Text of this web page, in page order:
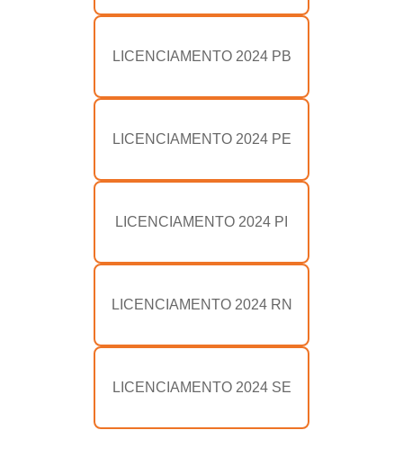
LICENCIAMENTO 2024 PB
LICENCIAMENTO 2024 PE
LICENCIAMENTO 2024 PI
LICENCIAMENTO 2024 RN
LICENCIAMENTO 2024 SE